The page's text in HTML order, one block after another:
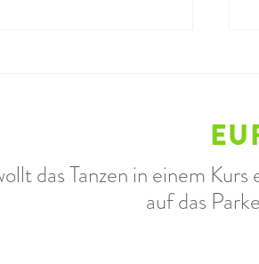
das Tanzen in einem
auf das